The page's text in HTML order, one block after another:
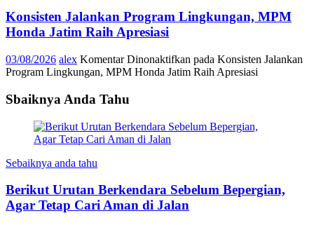
Konsisten Jalankan Program Lingkungan, MPM
Honda Jatim Raih Apresiasi
03/08/2026 alex Komentar Dinonaktifkan pada Konsisten Jalankan
Program Lingkungan, MPM Honda Jatim Raih Apresiasi
Sbaiknya Anda Tahu
Sebaiknya anda tahu
Berikut Urutan Berkendara Sebelum Bepergian,
Agar Tetap Cari Aman di Jalan